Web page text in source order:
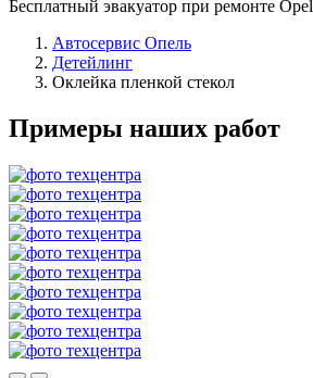
Бесплатный эвакуатор при ремонте Opel
Автосервис Опель
Детейлинг
Оклейка пленкой стекол
Примеры наших работ